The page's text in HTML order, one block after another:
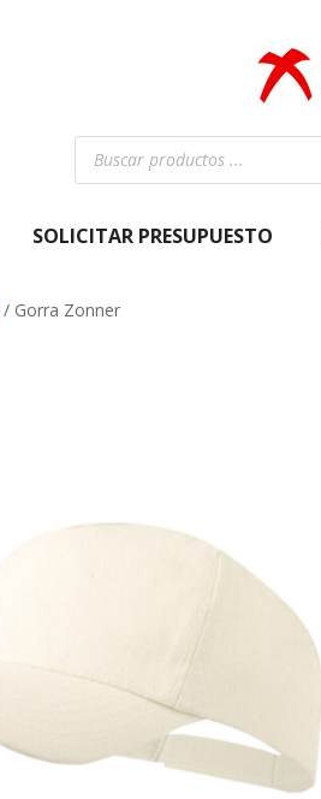
Búsqueda
productos
SOLICITAR PRESUPUESTO
/ Gorra Zonner